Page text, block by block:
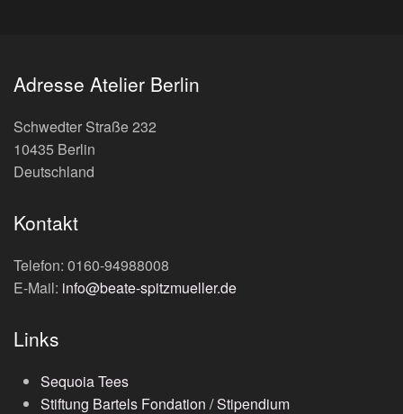
Adresse Atelier Berlin
Schwedter Straße 232
10435 Berlin
Deutschland
Kontakt
Telefon: 0160-94988008
E-Mail: info@beate-spitzmueller.de
Links
Sequoia Tees
Stiftung Bartels Fondation / Stipendium